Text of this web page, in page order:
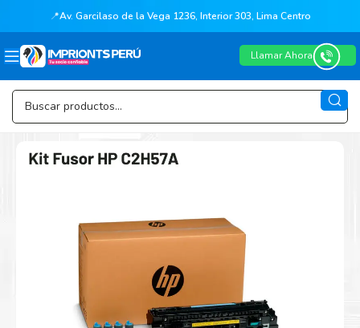
📍Av. Garcilaso de la Vega 1236, Interior 303, Lima Centro
Llamar Ahora